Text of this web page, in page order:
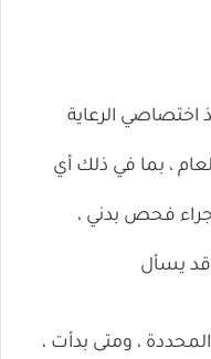
اختصاصي الرعاية
، بما في ذلك أي
فحص بدني ،
يسأل
، ومتى بدأت ،